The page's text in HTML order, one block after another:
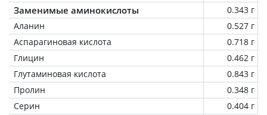
Заменимые аминокислоты
0.343 г
Аланин
0.527 г
Аспарагиновая кислота
0.718 г
Глицин
0.462 г
Глутаминовая кислота
0.843 г
Пролин
0.348 г
Серин
0.404 г